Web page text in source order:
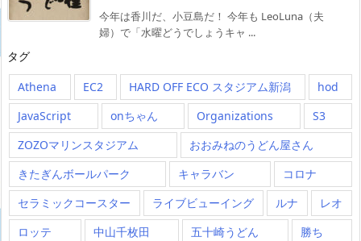
今年は香川だ、小豆島だ！ 今年も LeoLuna（夫
婦）で「水曜どうでしょうキャ ...
タグ
Athena
EC2 HARD OFF ECO スタジアム新潟
hod
JavaScript
onちゃん Organizations
S3
ZOZOマリンスタジアム
おおみねのうどん屋さん
きたぎんボールパーク
キャラバン
コロナ
セラミックコースター
ライブビューイング ルナ
レオ
ロッテ
中山千枚田 五十崎うどん
勝ち